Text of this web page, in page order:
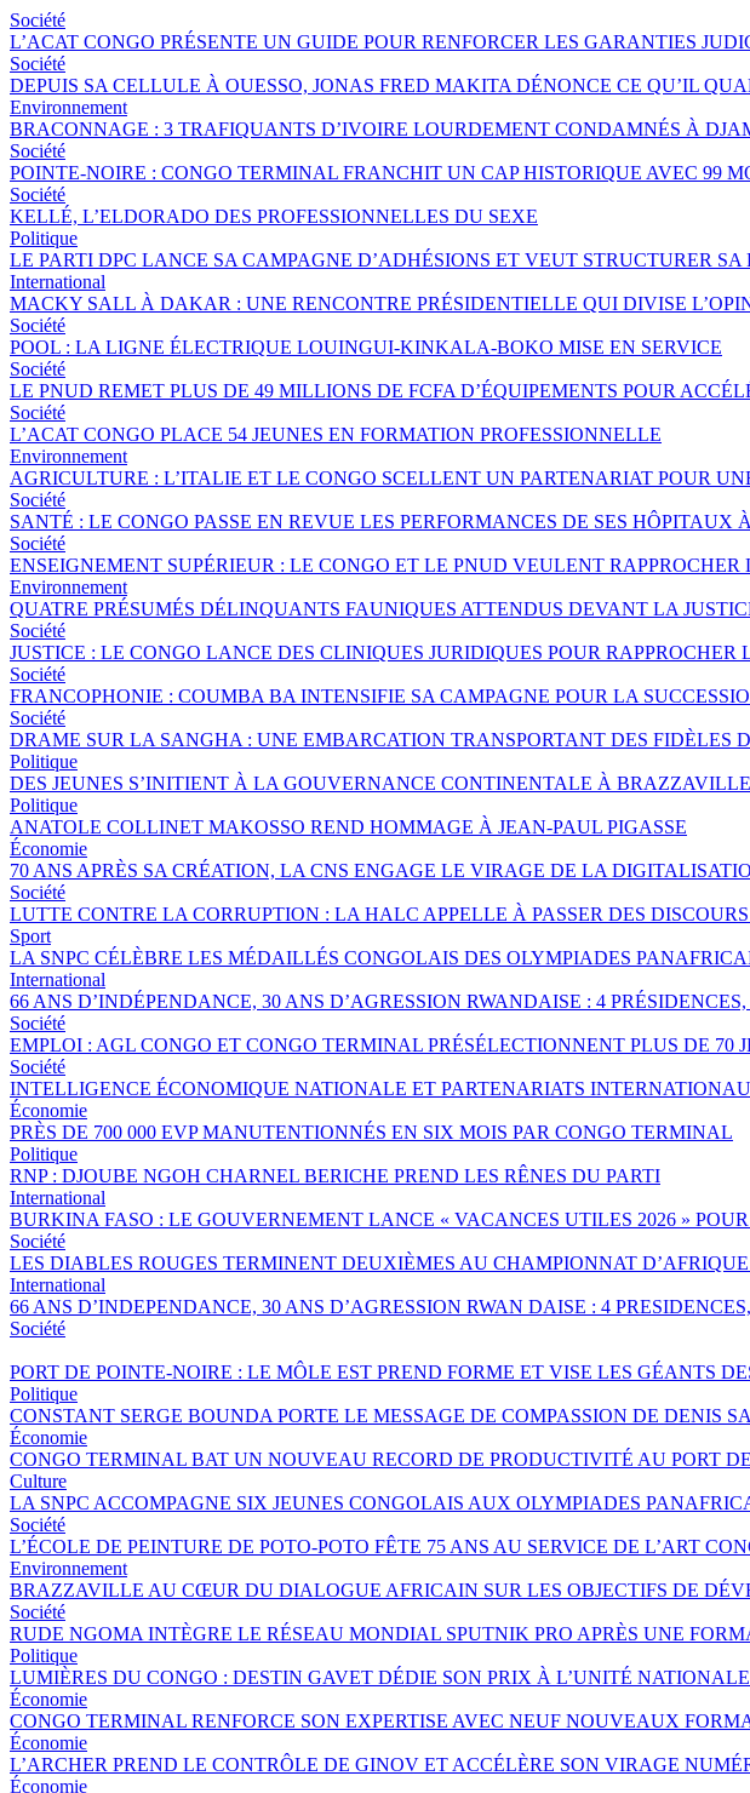
Société
L’ACAT CONGO PRÉSENTE UN GUIDE POUR RENFORCER LES GARANTIES
Société
DEPUIS SA CELLULE À OUESSO, JONAS FRED MAKITA DÉNONCE CE QU’IL
Environnement
BRACONNAGE : 3 TRAFIQUANTS D’IVOIRE LOURDEMENT CONDAMNÉS À
Société
POINTE-NOIRE : CONGO TERMINAL FRANCHIT UN CAP HISTORIQUE AVEC 99
Société
KELLÉ, L’ELDORADO DES PROFESSIONNELLES DU SEXE
Politique
LE PARTI DPC LANCE SA CAMPAGNE D’ADHÉSIONS ET VEUT STRUCTURER SA
International
MACKY SALL À DAKAR : UNE RENCONTRE PRÉSIDENTIELLE QUI DIVISE
Société
POOL : LA LIGNE ÉLECTRIQUE LOUINGUI-KINKALA-BOKO MISE EN SERVICE
Société
LE PNUD REMET PLUS DE 49 MILLIONS DE FCFA D’ÉQUIPEMENTS POUR
Société
L’ACAT CONGO PLACE 54 JEUNES EN FORMATION PROFESSIONNELLE
Environnement
AGRICULTURE : L’ITALIE ET LE CONGO SCELLENT UN PARTENARIAT POUR
Société
SANTÉ : LE CONGO PASSE EN REVUE LES PERFORMANCES DE SES HÔPITAUX
Société
ENSEIGNEMENT SUPÉRIEUR : LE CONGO ET LE PNUD VEULENT
Environnement
QUATRE PRÉSUMÉS DÉLINQUANTS FAUNIQUES ATTENDUS DEVANT LA
Société
JUSTICE : LE CONGO LANCE DES CLINIQUES JURIDIQUES POUR RAPPROCHER
Société
FRANCOPHONIE : COUMBA BA INTENSIFIE SA CAMPAGNE POUR LA
Société
DRAME SUR LA SANGHA : UNE EMBARCATION TRANSPORTANT DES FIDÈLES
Politique
DES JEUNES S’INITIENT À LA GOUVERNANCE CONTINENTALE À BRAZZAVILLE
Politique
ANATOLE COLLINET MAKOSSO REND HOMMAGE À JEAN-PAUL PIGASSE
Économie
70 ANS APRÈS SA CRÉATION, LA CNS ENGAGE LE VIRAGE DE LA
Société
LUTTE CONTRE LA CORRUPTION : LA HALC APPELLE À PASSER DES
Sport
LA SNPC CÉLÈBRE LES MÉDAILLÉS CONGOLAIS DES OLYMPIADES
International
66 ANS D’INDÉPENDANCE, 30 ANS D’AGRESSION RWANDAISE : 4
Société
EMPLOI : AGL CONGO ET CONGO TERMINAL PRÉSÉLECTIONNENT PLUS DE 70
Société
INTELLIGENCE ÉCONOMIQUE NATIONALE ET PARTENARIATS
Économie
PRÈS DE 700 000 EVP MANUTENTIONNÉS EN SIX MOIS PAR CONGO TERMINAL
Politique
RNP : DJOUBE NGOH CHARNEL BERICHE PREND LES RÊNES DU PARTI
International
BURKINA FASO : LE GOUVERNEMENT LANCE « VACANCES UTILES 2026 »
Société
LES DIABLES ROUGES TERMINENT DEUXIÈMES AU CHAMPIONNAT
International
66 ANS D’INDEPENDANCE, 30 ANS D’AGRESSION RWAN DAISE : 4
Société
PORT DE POINTE-NOIRE : LE MÔLE EST PREND FORME ET VISE LES GÉANTS
Politique
CONSTANT SERGE BOUNDA PORTE LE MESSAGE DE COMPASSION DE DENIS
Économie
CONGO TERMINAL BAT UN NOUVEAU RECORD DE PRODUCTIVITÉ AU PORT
Culture
LA SNPC ACCOMPAGNE SIX JEUNES CONGOLAIS AUX OLYMPIADES
Société
L’ÉCOLE DE PEINTURE DE POTO-POTO FÊTE 75 ANS AU SERVICE DE L’ART
Environnement
BRAZZAVILLE AU CŒUR DU DIALOGUE AFRICAIN SUR LES OBJECTIFS DE
Société
RUDE NGOMA INTÈGRE LE RÉSEAU MONDIAL SPUTNIK PRO APRÈS UNE
Politique
LUMIÈRES DU CONGO : DESTIN GAVET DÉDIE SON PRIX À L’UNITÉ
Économie
CONGO TERMINAL RENFORCE SON EXPERTISE AVEC NEUF NOUVEAUX
Économie
L’ARCHER PREND LE CONTRÔLE DE GINOV ET ACCÉLÈRE SON VIRAGE
Économie